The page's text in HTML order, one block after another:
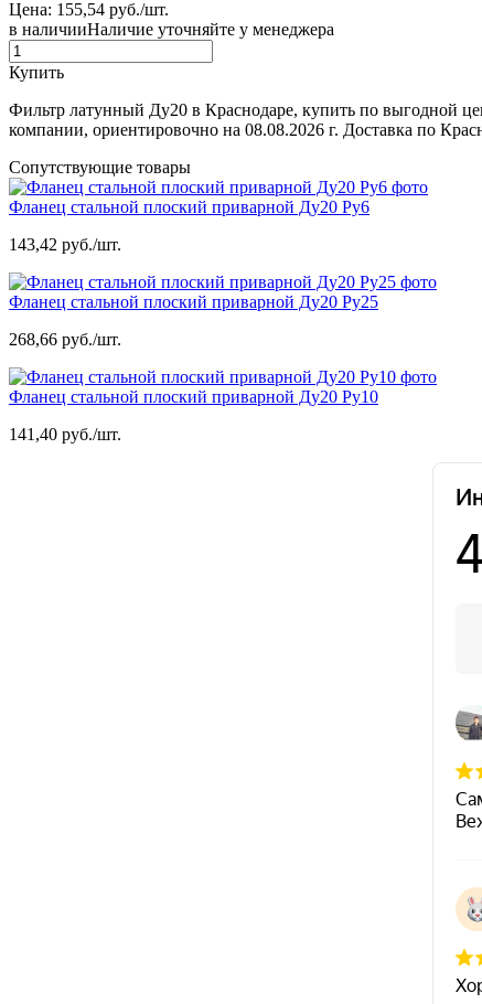
Цена: 155,54 руб./шт.
в наличииНаличие уточняйте у менеджера
Купить
Фильтр латунный Ду20 в Краснодаре, купить по выгодной
компании, ориентировочно на 08.08.2026 г. Доставка по
Сопутствующие товары
Фланец стальной плоский приварной Ду20 Ру6
143,42 руб./шт.
Фланец стальной плоский приварной Ду20 Ру25
268,66 руб./шт.
Фланец стальной плоский приварной Ду20 Ру10
141,40 руб./шт.